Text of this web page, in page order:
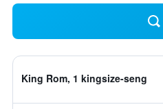
King Rom, 1 kingsize-seng